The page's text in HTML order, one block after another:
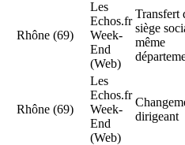
Rhône (69)
Les
Echos.fr
Week-
End
(Web)
Transfert
siège
même
Rhône (69)
Les
Echos.fr
Week-
End
(Web)
dirigeant